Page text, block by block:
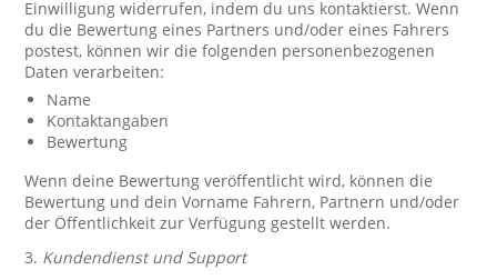
Einwilligung widerrufen, indem du uns kontaktierst. Wenn
du die Bewertung eines Partners und/oder eines Fahrers
postest, können wir die folgenden personenbezogenen
Daten verarbeiten:
Name
Kontaktangaben
Bewertung
Wenn deine Bewertung veröffentlicht wird, können die
Bewertung und dein Vorname Fahrern, Partnern und/oder
der Öffentlichkeit zur Verfügung gestellt werden.
3. Kundendienst und Support